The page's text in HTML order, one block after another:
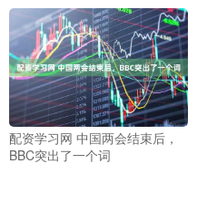
配资学习网 中国两会结束后，
BBC突出了一个词